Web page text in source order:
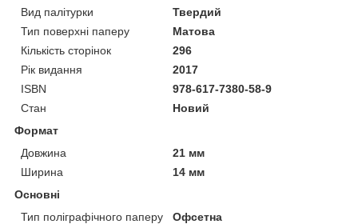
Вид палітурки
Твердий
Тип поверхні паперу
Матова
Кількість сторінок
296
Рік видання
2017
ISBN
978-617-7380-58-9
Стан
Новий
Формат
Довжина
21 мм
Ширина
14 мм
Основні
Тип поліграфічного паперу
Офсетна